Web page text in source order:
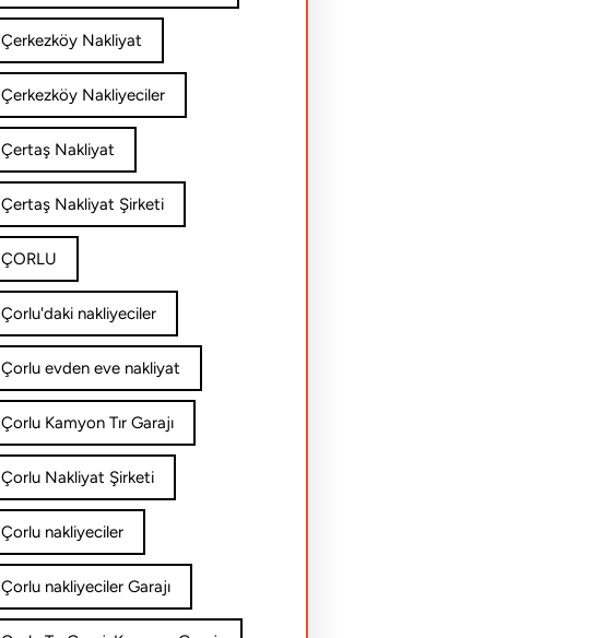
Çerkezköy Nakliyat
Çerkezköy Nakliyeciler
Çertaş Nakliyat
Çertaş Nakliyat Şirketi
ÇORLU
Çorlu'daki nakliyeciler
Çorlu evden eve nakliyat
Çorlu Kamyon Tır Garajı
Çorlu Nakliyat Şirketi
Çorlu nakliyeciler
Çorlu nakliyeciler Garajı